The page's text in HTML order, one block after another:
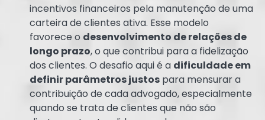
incentivos financeiros pela manutenção de uma
carteira de clientes ativa. Esse modelo
favorece o desenvolvimento de relações de
longo prazo, o que contribui para a fidelização
dos clientes. O desafio aqui é a dificuldade em
definir parâmetros justospara mensurar a
contribuição de cada advogado, especialmente
quando se trata de clientes que não são